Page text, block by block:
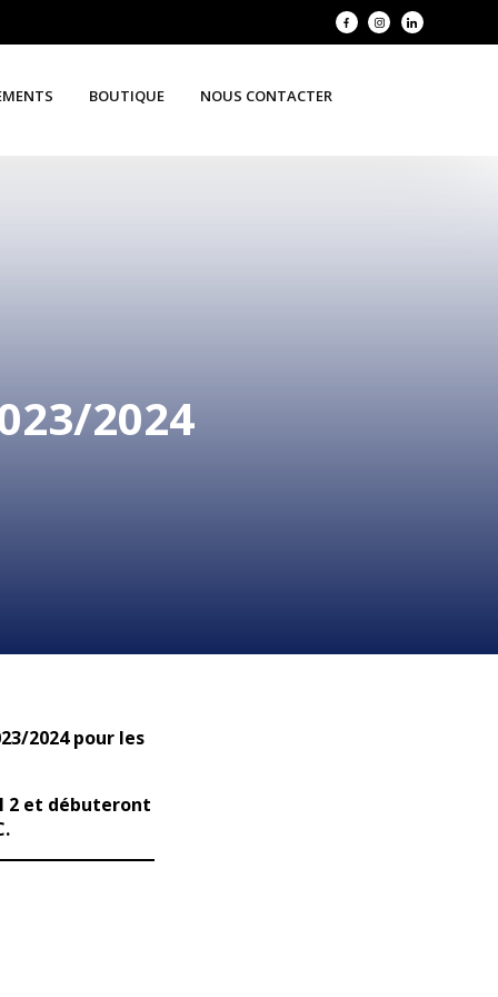
BOUTIQUE NOUS CONTACTER
2024
2024 pour les
2 et débuteront